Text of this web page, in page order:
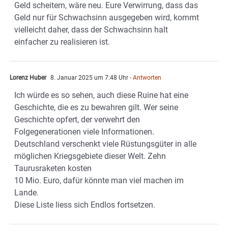
Geld scheitern, wäre neu. Eure Verwirrung, dass das
Geld nur für Schwachsinn ausgegeben wird, kommt
vielleicht daher, dass der Schwachsinn halt
einfacher zu realisieren ist.
Lorenz Huber 8. Januar 2025 um 7:48 Uhr - Antworten
Ich würde es so sehen, auch diese Ruine hat eine
Geschichte, die es zu bewahren gilt. Wer seine
Geschichte opfert, der verwehrt den
Folgegenerationen viele Informationen.
Deutschland verschenkt viele Rüstungsgüter in alle
möglichen Kriegsgebiete dieser Welt. Zehn
Taurusraketen kosten
10 Mio. Euro, dafür könnte man viel machen im
Lande.
Diese Liste liess sich Endlos fortsetzen.